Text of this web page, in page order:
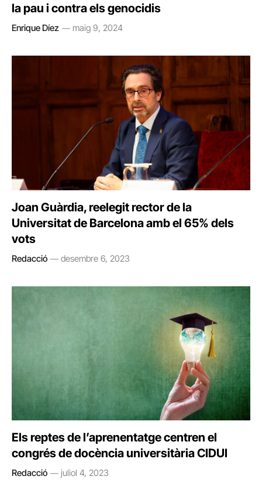
la pau i contra els genocidis
Enrique Díez maig 9, 2024
Joan Guàrdia, reelegit rector de la
Universitat de Barcelona amb el 65% dels
vots
Redacció desembre 6, 2023
Els reptes de l’aprenentatge centren el
congrés de docència universitària CIDUI
Redacció juliol 4, 2023